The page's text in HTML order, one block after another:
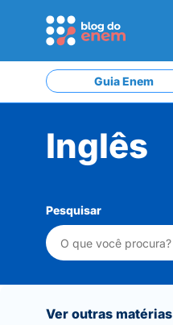
Guia Enem
Inglês
Pesquisar
Ver outras matérias